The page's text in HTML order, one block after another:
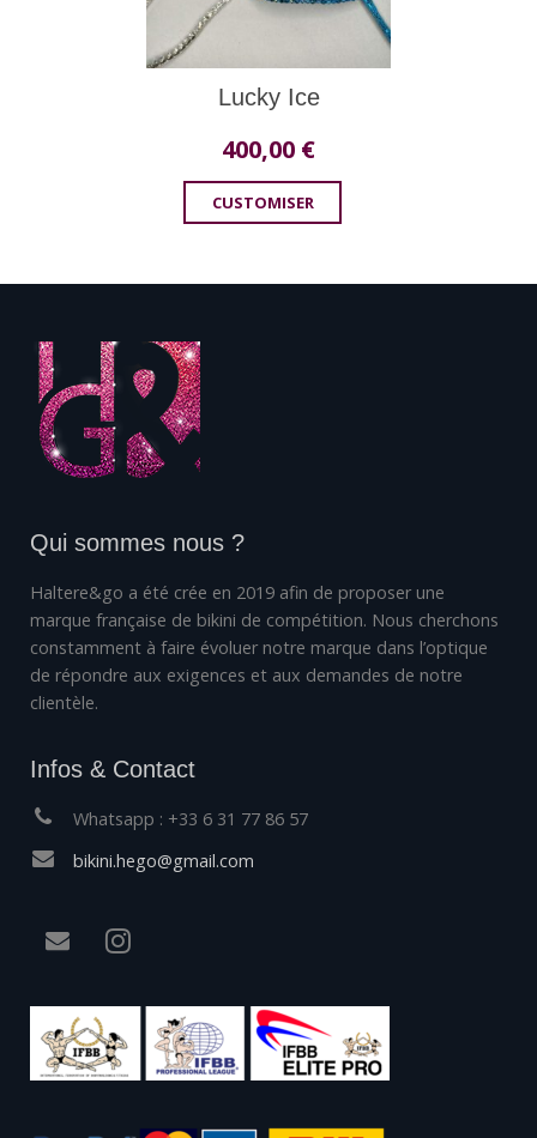
Lucky Ice
400,00 €
CUSTOMISER
Qui sommes nous ?
Haltere&go a été crée en 2019 afin de proposer une
marque française de bikini de compétition. Nous cherchons
constamment à faire évoluer notre marque dans l’optique
de répondre aux exigences et aux demandes de notre
clientèle.
Infos & Contact
Whatsapp : +33 6 31 77 86 57
bikini.hego@gmail.com